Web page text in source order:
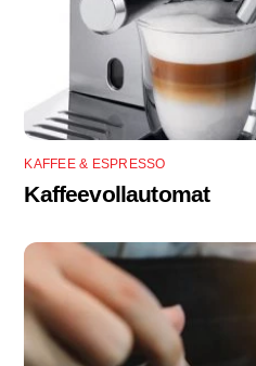
KAFFEE & ESPRESSO
Kaffeevollautomat